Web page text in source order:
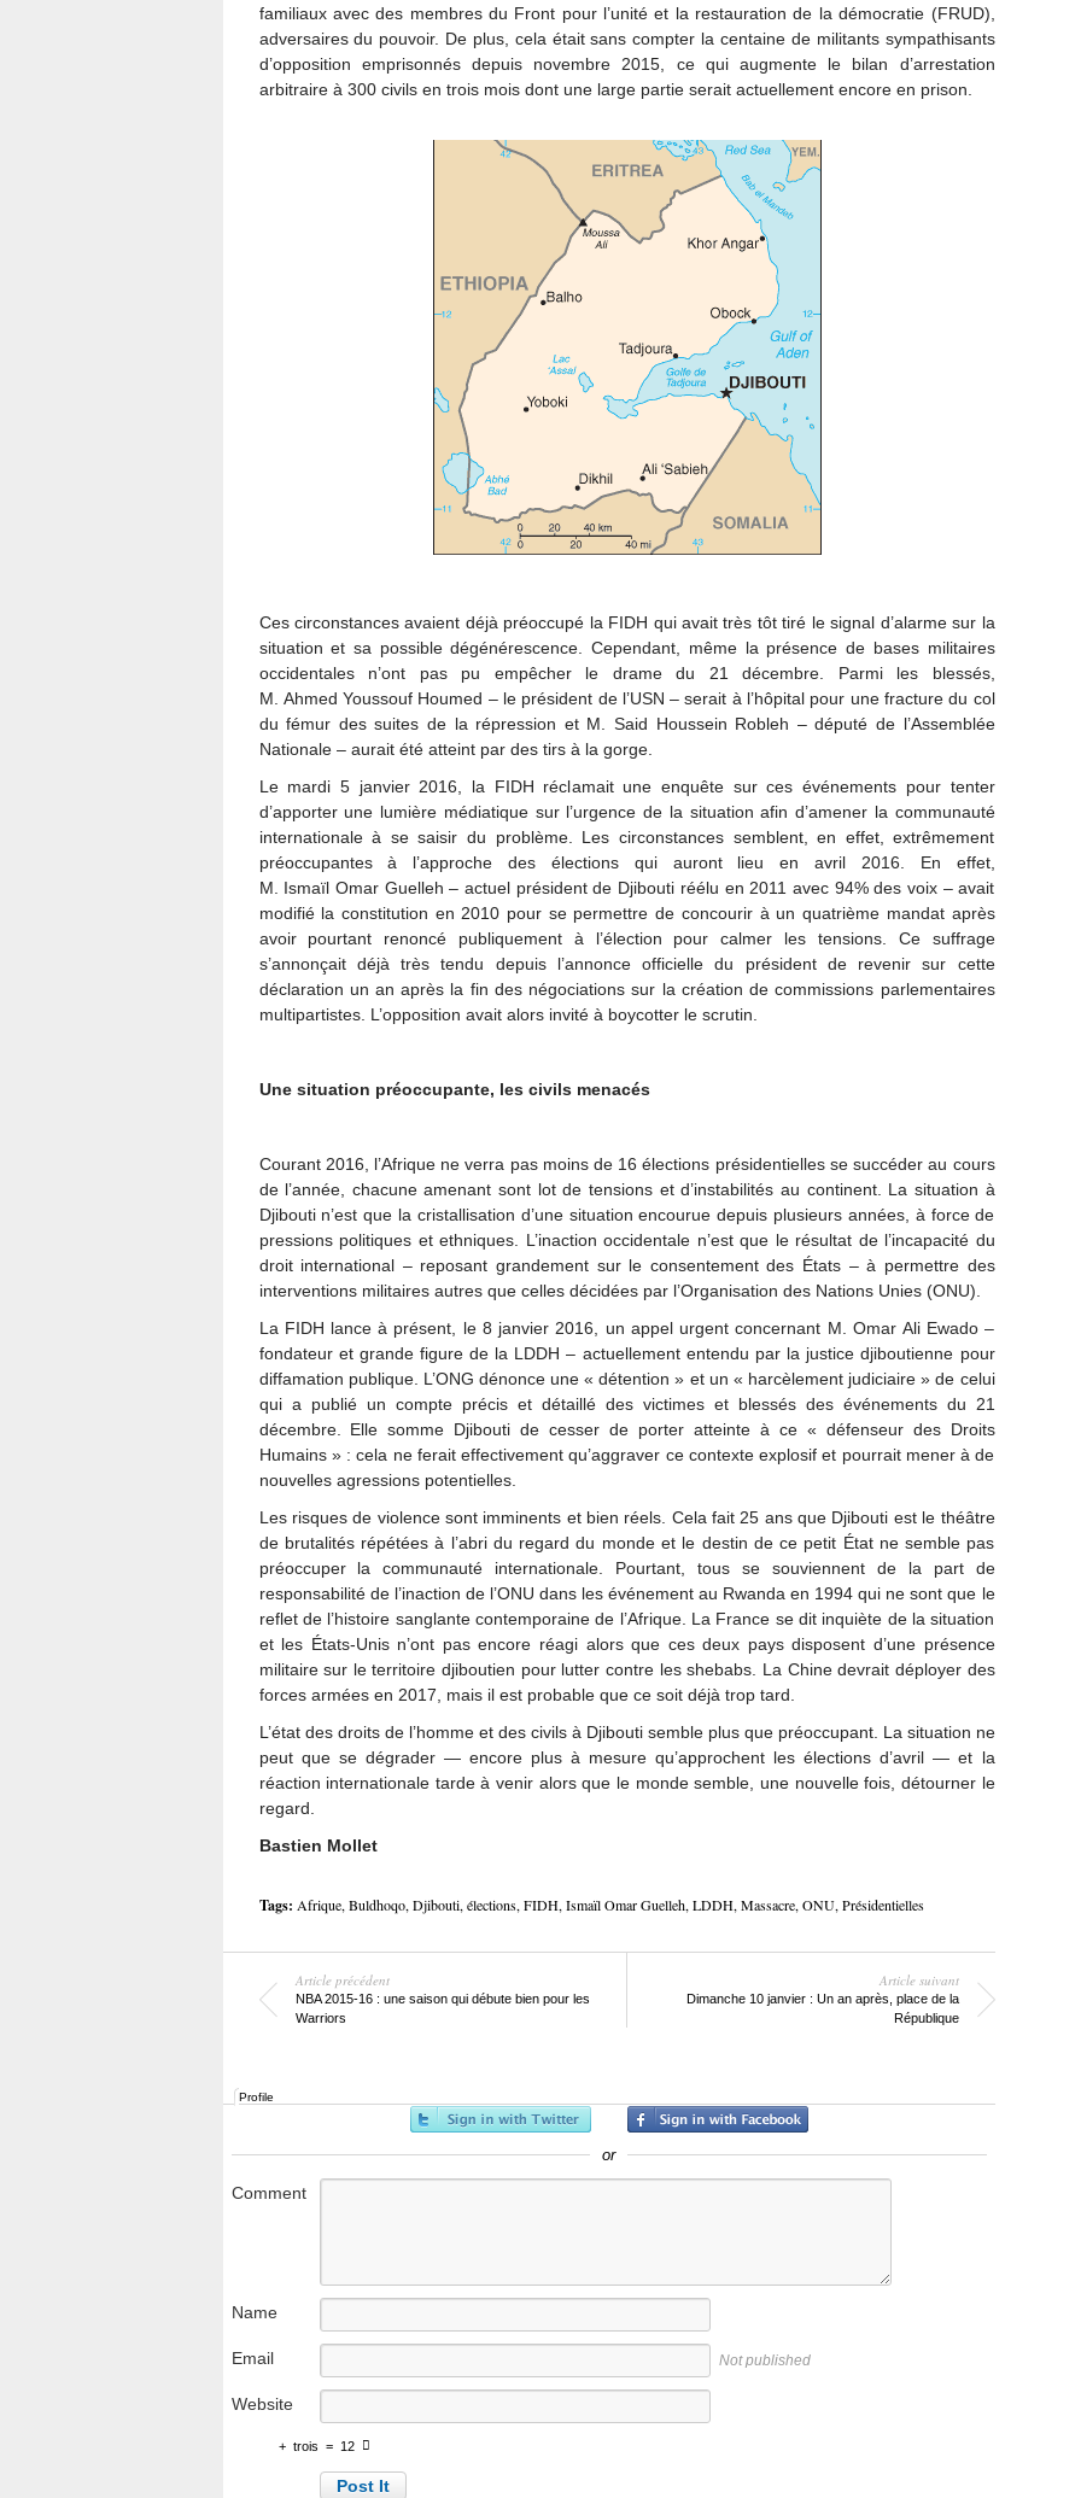
familiaux avec des membres du Front pour l’unité et la restauration de la démocratie (FRUD),
adversaires du pouvoir. De plus, cela était sans compter la centaine de militants sympathisants
d’opposition emprisonnés depuis novembre 2015, ce qui augmente le bilan d’arrestation
arbitraire à 300 civils en trois mois dont une large partie serait actuellement encore en prison.
Ces circonstances avaient déjà préoccupé la FIDH qui avait très tôt tiré le signal d’alarme sur la
situation et sa possible dégénérescence. Cependant, même la présence de bases militaires
occidentales n’ont pas pu empêcher le drame du 21 décembre. Parmi les blessés,
M. Ahmed Youssouf Houmed – le président de l’USN – serait à l’hôpital pour une fracture du col
du fémur des suites de la répression et M. Said Houssein Robleh – député de l’Assemblée
Nationale – aurait été atteint par des tirs à la gorge.
Le mardi 5 janvier 2016, la FIDH réclamait une enquête sur ces événements pour tenter
d’apporter une lumière médiatique sur l’urgence de la situation afin d’amener la communauté
internationale à se saisir du problème. Les circonstances semblent, en effet, extrêmement
préoccupantes à l’approche des élections qui auront lieu en avril 2016. En effet,
M. Ismaïl Omar Guelleh – actuel président de Djibouti réélu en 2011 avec 94% des voix – avait
modifié la constitution en 2010 pour se permettre de concourir à un quatrième mandat après
avoir pourtant renoncé publiquement à l’élection pour calmer les tensions. Ce suffrage
s’annonçait déjà très tendu depuis l’annonce officielle du président de revenir sur cette
déclaration un an après la fin des négociations sur la création de commissions parlementaires
multipartistes. L’opposition avait alors invité à boycotter le scrutin.
Une situation préoccupante, les civils menacés
Courant 2016, l’Afrique ne verra pas moins de 16 élections présidentielles se succéder au cours
de l’année, chacune amenant sont lot de tensions et d’instabilités au continent. La situation à
Djibouti n’est que la cristallisation d’une situation encourue depuis plusieurs années, à force de
pressions politiques et ethniques. L’inaction occidentale n’est que le résultat de l’incapacité du
droit international – reposant grandement sur le consentement des États – à permettre des
interventions militaires autres que celles décidées par l’Organisation des Nations Unies (ONU).
La FIDH lance à présent, le 8 janvier 2016, un appel urgent concernant M. Omar Ali Ewado –
fondateur et grande figure de la LDDH – actuellement entendu par la justice djiboutienne pour
diffamation publique. L’ONG dénonce une « détention » et un « harcèlement judiciaire » de celui
qui a publié un compte précis et détaillé des victimes et blessés des événements du 21
décembre. Elle somme Djibouti de cesser de porter atteinte à ce « défenseur des Droits
Humains » : cela ne ferait effectivement qu’aggraver ce contexte explosif et pourrait mener à de
nouvelles agressions potentielles.
Les risques de violence sont imminents et bien réels. Cela fait 25 ans que Djibouti est le théâtre
de brutalités répétées à l’abri du regard du monde et le destin de ce petit État ne semble pas
préoccuper la communauté internationale. Pourtant, tous se souviennent de la part de
responsabilité de l’inaction de l’ONU dans les événement au Rwanda en 1994 qui ne sont que le
reflet de l’histoire sanglante contemporaine de l’Afrique. La France se dit inquiète de la situation
et les États-Unis n’ont pas encore réagi alors que ces deux pays disposent d’une présence
militaire sur le territoire djiboutien pour lutter contre les shebabs. La Chine devrait déployer des
forces armées en 2017, mais il est probable que ce soit déjà trop tard.
L’état des droits de l’homme et des civils à Djibouti semble plus que préoccupant. La situation ne
peut que se dégrader — encore plus à mesure qu’approchent les élections d’avril — et la
réaction internationale tarde à venir alors que le monde semble, une nouvelle fois, détourner le
regard.
Bastien Mollet
Tags: Afrique, Buldhoqo, Djibouti, élections, FIDH, Ismaïl Omar Guelleh, LDDH, Massacre, ONU, Présidentielles
Article précédent
NBA 2015-16 : une saison qui débute bien pour les
Warriors
Article suivant
Dimanche 10 janvier : Un an après, place de la
République
Profile
or
Comment
Name
Email Not published
Website
+ trois = 12